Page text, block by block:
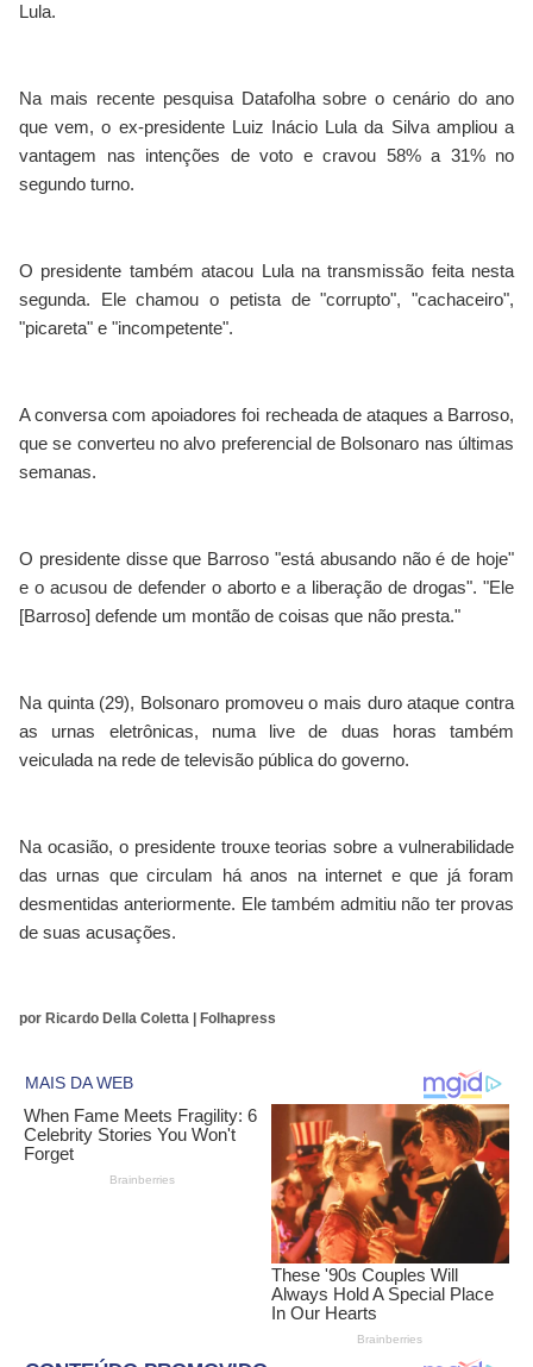
Lula.
Na mais recente pesquisa Datafolha sobre o cenário do ano
que vem, o ex-presidente Luiz Inácio Lula da Silva ampliou a
vantagem nas intenções de voto e cravou 58% a 31% no
segundo turno.
O presidente também atacou Lula na transmissão feita nesta
segunda. Ele chamou o petista de "corrupto", "cachaceiro",
"picareta" e "incompetente".
A conversa com apoiadores foi recheada de ataques a Barroso,
que se converteu no alvo preferencial de Bolsonaro nas últimas
semanas.
O presidente disse que Barroso "está abusando não é de hoje"
e o acusou de defender o aborto e a liberação de drogas". "Ele
[Barroso] defende um montão de coisas que não presta."
Na quinta (29), Bolsonaro promoveu o mais duro ataque contra
as urnas eletrônicas, numa live de duas horas também
veiculada na rede de televisão pública do governo.
Na ocasião, o presidente trouxe teorias sobre a vulnerabilidade
das urnas que circulam há anos na internet e que já foram
desmentidas anteriormente. Ele também admitiu não ter provas
de suas acusações.
por Ricardo Della Coletta | Folhapress